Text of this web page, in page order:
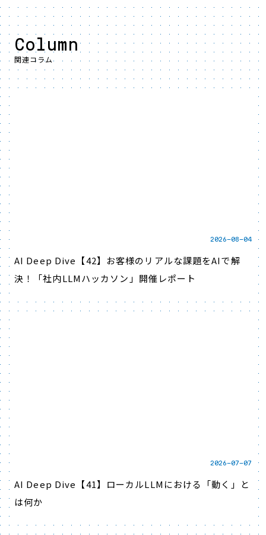
Column
関連コラム
2026-08-04
AI Deep Dive【42】お客様のリアルな課題をAIで解
決！「社内LLMハッカソン」開催レポート
2026-07-07
AI Deep Dive【41】ローカルLLMにおける「動く」と
は何か